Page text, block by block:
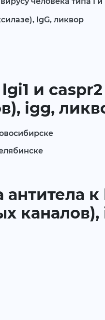
IgG, ликвор
lgi1 и
igg,
антитела